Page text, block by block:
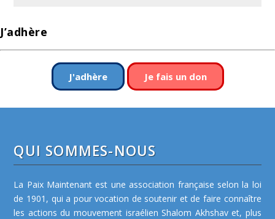
J’adhère
J'adhère Je fais un don
QUI SOMMES-NOUS
La Paix Maintenant est une association française selon la loi
de 1901, qui a pour vocation de soutenir et de faire connaître
les actions du mouvement israélien Shalom Akhshav et, plus